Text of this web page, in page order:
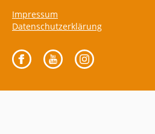
Impressum
Datenschutzerklärung